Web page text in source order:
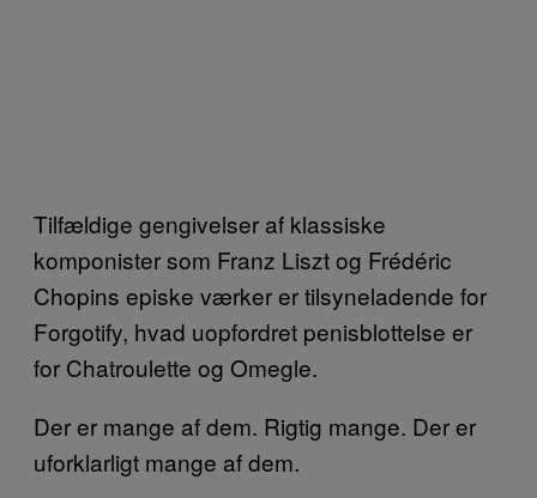
Tilfældige gengivelser af klassiske
komponister som Franz Liszt og Frédéric
Chopins episke værker er tilsyneladende for
Forgotify, hvad uopfordret penisblottelse er
for Chatroulette og Omegle.
Der er mange af dem. Rigtig mange. Der er
uforklarligt mange af dem.